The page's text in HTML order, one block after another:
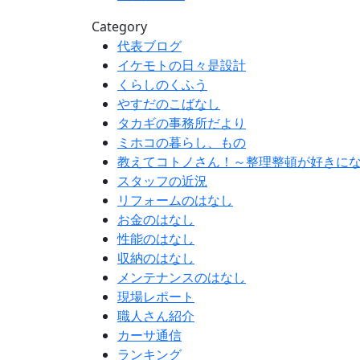
Category
代表ブログ
イケモトの日々是設計
くらしのくふう
やすだのこばなし
タカギの事務所だより
ミホコの暮らし、もの
教えてコトノさん！～整理整頓が好きに
スタッフの近況
リフォームのはなし
お金のはなし
性能のはなし
収納のはなし
メンテナンスのはなし
現場レポート
職人さん紹介
カーサ通信
ランキング